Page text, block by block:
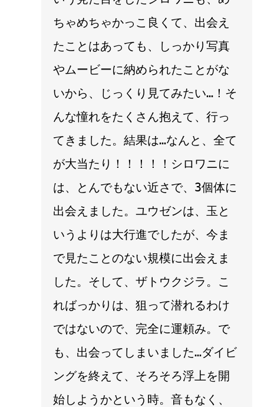
ちゃめちゃかっこ良くて、出会え
たことはあっても、しっかり写真
やムービーに納められたことがな
いから、じっくり見てみたい…！そ
んな憧れをたくさん抱えて、行っ
てきました。結果は…なんと、全て
が大当たり！！！！！シロワニに
は、とんでもない近さで、3個体に
出会えました。ユウゼンは、玉と
いうよりは大行進でしたが、今ま
で見たことのない規模に出会えま
した。そして、ザトウクジラ。こ
ればっかりは、狙って潜れるわけ
ではないので、完全に運頼み。で
も、出会ってしまいました…ダイビ
ングを終えて、そろそろ浮上を開
始しようかという時。音もなく、